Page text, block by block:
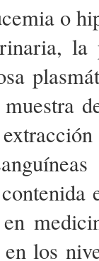
o
la
los